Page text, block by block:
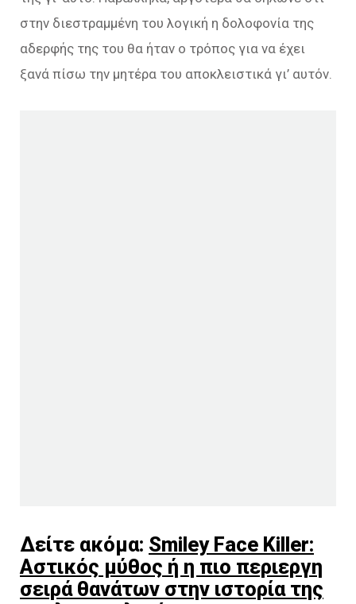
στην διεστραμμένη του λογική η δολοφονία της
αδερφής της του θα ήταν ο τρόπος για να έχει
ξανά πίσω την μητέρα του αποκλειστικά γι’ αυτόν.
Δείτε ακόμα: Smiley Face Killer:
Αστικός μύθος ή η πιο περιεργη
σειρά θανάτων στην ιστορία της